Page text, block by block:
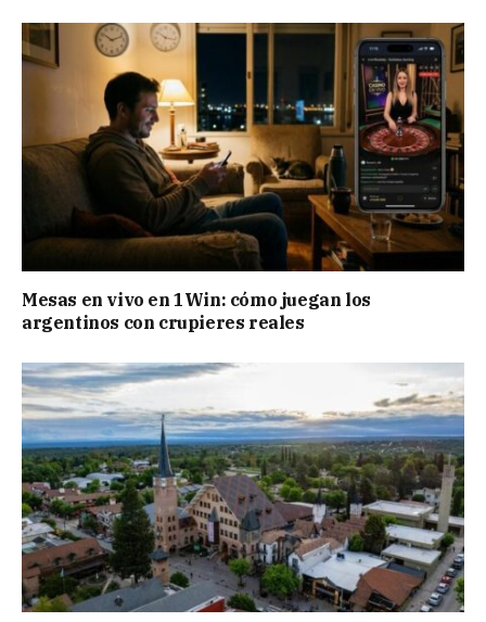
Mesas en vivo en 1Win: cómo juegan los
argentinos con crupieres reales